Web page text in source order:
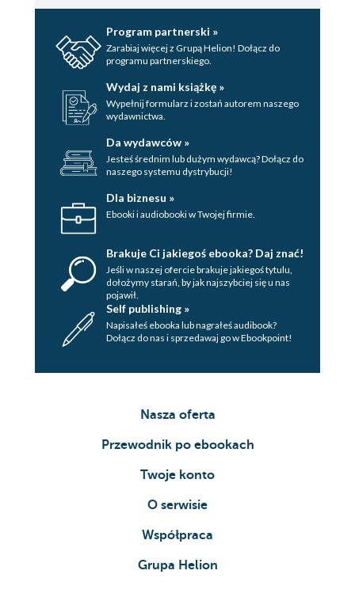
Wąż lidyjski
Charybda
Chimera
Smok kolchidzki
Smok beocki
Sozipolis
Bazyliszek
Eskulap
Odontyrannus
Smok z Sextum Calendarum
żydowskiej, wczesnochrześcijańskiej
i późnoantycznej</i>
Serafy
Lewiatan
Smok babiloński
Smoki judzkie
Wielki wąż z Grecji
Smoki Arfeksara i Zaroesa
Smok scytyjski
Program partnerski »
Zarabiaj więcej z Grupą Helion! Dołącz do
programu partnerskiego.
Wydaj z nami książkę »
Wypełnij formularz i zostań autorem naszego
wydawnictwa.
Da wydawców »
Jesteś średnim lub dużym wydawcą? Dołącz do
naszego systemu dystrybucji!
Dla biznesu »
Ebooki i audiobooki w Twojej firmie.
Brakuje Ci jakiegoś ebooka? Daj znać!
Jeśli w naszej ofercie brakuje jakiegoś tytulu,
dołożymy starań, by jak najszybciej się u nas
pojawił.
Self publishing »
Napisałeś ebooka lub nagrałeś audibook?
Dołącz do nas i sprzedawaj go w Ebookpoint!
Nasza oferta
Przewodnik po ebookach
Twoje konto
O serwisie
Współpraca
Grupa Helion